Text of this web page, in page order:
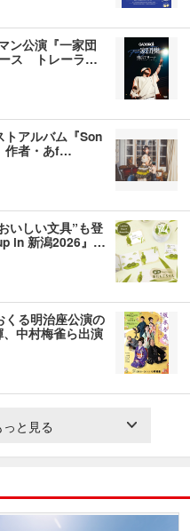
ン公演『一家団
ース トレーラ…
トアルバム『Son
作者・あf…
いしい文具”も登
in 新潟2026』…
くる明治座公演の
中村梅雀ら出演
と見る